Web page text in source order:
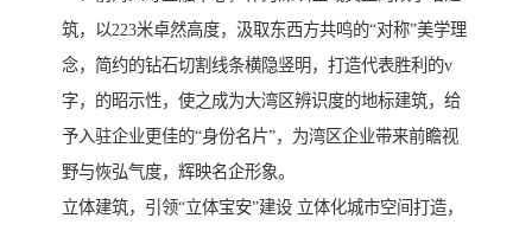
筑，以223米卓然高度，汲取东西方共鸣的“对称”美学理
念，简约的钻石切割线条横隐竖明，打造代表胜利的v
字，的昭示性，使之成为大湾区辨识度的地标建筑，给
予入驻企业更佳的“身份名片”，为湾区企业带来前瞻视
野与恢弘气度，辉映名企形象。
立体建筑，引领“立体宝安”建设 立体化城市空间打造，